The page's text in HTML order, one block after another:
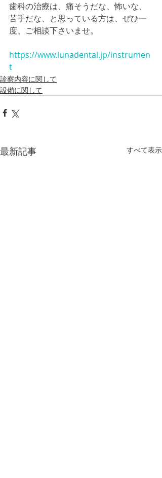
歯科の治療は、痛そうだな、怖いな、
苦手だな、と思っている方は、ぜひ一
度、ご相談下さいませ。
https://www.lunadental.jp/instrumen
t
診察内容に関して
設備に関して
最新記事 すべて表示